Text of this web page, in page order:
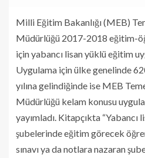
Milli Eğitim Bakanlığı (MEB)
Müdürlüğü 2017-2018 eğitim-
için yabancı lisan yüklü eğitim
Uygulama için ülke genelinde
yılına gelindiğinde ise MEB
Müdürlüğü kelam konusu
yayımladı. Kitapçıkta “Yabancı
şubelerinde eğitim görecek
sınavı ya da notlara nazaran